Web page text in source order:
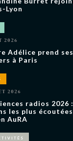
M’ABONNER À
1 AN
Lyon
2026
Adélice prend ses
à Paris
2026
radios 2026
les plus
AuRA